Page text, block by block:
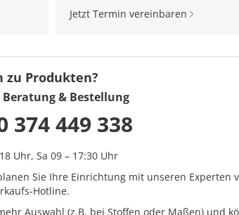
Jetzt Termin vereinbaren
zu Produkten?
Beratung & Bestellung
374 449 338
Uhr,Sa 09 – 17:30 Uhr
Sie Ihre Einrichtung mit unseren Experten
Hotline.
Auswahl (z.B. bei Stoffen oder Maßen) und